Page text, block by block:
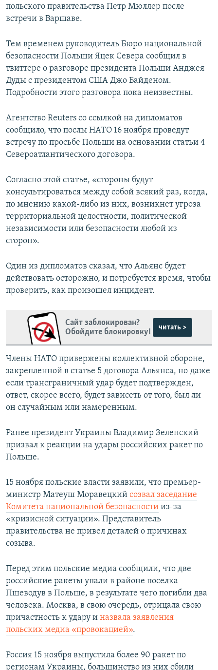
польского правительства Петр Мюллер после
встречи в Варшаве.
Тем временем руководитель Бюро национальной
безопасности Польши Яцек Севера сообщил в
твиттере о разговоре президента Польши Анджея
Дуды с президентом США Джо Байденом.
Подробности этого разговора пока неизвестны.
Агентство Reuters со ссылкой на дипломатов
сообщило, что послы НАТО 16 ноября проведут
встречу по просьбе Польши на основании статьи 4
Североатлантического договора.
Согласно этой статье, «стороны будут
консультироваться между собой всякий раз, когда,
по мнению какой-либо из них, возникнет угроза
территориальной целостности, политической
независимости или безопасности любой из
сторон».
Один из дипломатов сказал, что Альянс будет
действовать осторожно, и потребуется время, чтобы
проверить, как произошел инцидент.
Сайт заблокирован?
Обойдите блокировку!
читать >
Члены НАТО привержены коллективной обороне,
закрепленной в статье 5 договора Альянса, но даже
если трансграничный удар будет подтвержден,
ответ, скорее всего, будет зависеть от того, был ли
он случайным или намеренным.
Ранее президент Украины Владимир Зеленский
призвал к реакции на удары российских ракет по
Польше.
15 ноября польские власти заявили, что премьер-
министр Матеуш Моравецкий созвал заседание
Комитета национальной безопасности из-за
«кризисной ситуации». Представитель
правительства не привел деталей о причинах
созыва.
Перед этим польские медиа сообщили, что две
российские ракеты упали в районе поселка
Пшеводув в Польше, в результате чего погибли два
человека. Москва, в свою очередь, отрицала свою
причастность к удару и назвала заявления
польских медиа «провокацией».
Россия 15 ноября выпустила более 90 ракет по
регионам Украины, большинство из них сбили